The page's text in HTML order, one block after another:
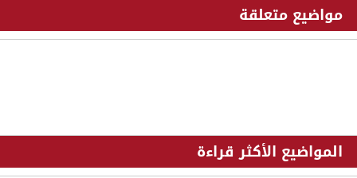
مواضيع متعلقة
المواضيع الأكثر قراءة